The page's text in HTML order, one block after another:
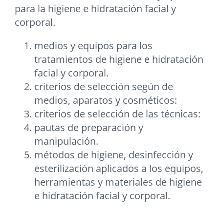
para la higiene e hidratación facial y
corporal.
medios y equipos para los
tratamientos de higiene e hidratación
facial y corporal.
criterios de selección según de
medios, aparatos y cosméticos:
criterios de selección de las técnicas:
pautas de preparación y
manipulación.
métodos de higiene, desinfección y
esterilización aplicados a los equipos,
herramientas y materiales de higiene
e hidratación facial y corporal.